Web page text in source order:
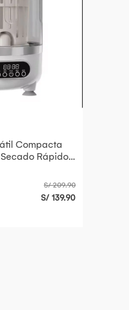
Compacta
Rápido
S/ 209.90
S/ 139.90